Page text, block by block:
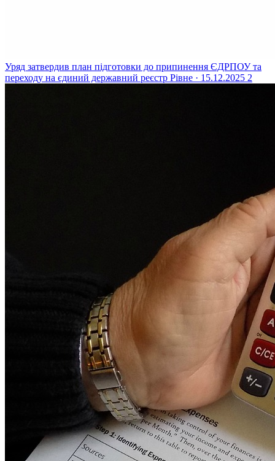
Уряд затвердив план підготовки до припинення ЄДРПОУ та
переходу на єдиний державний реєстр Рівне · 15.12.2025 2